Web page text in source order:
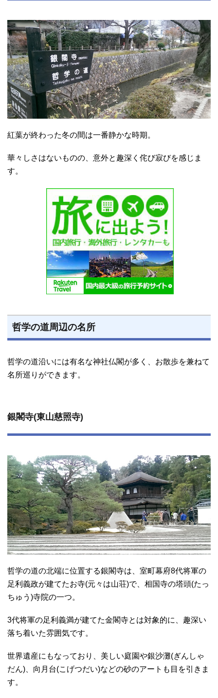
紅葉が終わった冬の間は一番静かな時期。
華々しさはないものの、意外と趣深く侘び寂びを感じま
す。
哲学の道周辺の名所
哲学の道沿いには有名な神社仏閣が多く、お散歩を兼ねて
名所巡りができます。
銀閣寺(東山慈照寺)
哲学の道の北端に位置する銀閣寺は、室町幕府8代将軍の
足利義政が建てたお寺(元々は山荘)で、相国寺の塔頭(たっ
ちゅう)寺院の一つ。
3代将軍の足利義満が建てた金閣寺とは対象的に、趣深い
落ち着いた雰囲気です。
世界遺産にもなっており、美しい庭園や銀沙灘(ぎんしゃ
だん)、向月台(こげつだい)などの砂のアートも目を引きま
す。